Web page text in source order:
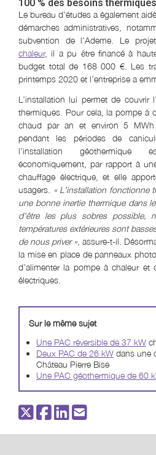
100 % des besoins
Le bureau d’études a également
démarches administratives,
subvention de l’Ademe. Le
chaleur, il a pu être financé à
budget total de 168 000 €. Les
printemps 2020 et l’entreprise a
L’installation lui permet de couvrir
thermiques. Pour cela, la pompe à
chaud par an et environ 5 MWh
pendant les périodes de
l’installation géothermique
économiquement, par rapport à
chauffage électrique, et elle
usagers. « L’installation fonctionne
une bonne inertie thermique dans
d’être les plus sobres possible,
températures extérieures sont
de nous priver » , assure-t-il.
la mise en place de panneaux
d’alimenter la pompe à chaleur et
électriques.
Sur le même sujet
Une PAC réversible de 37 kW
Deux PAC de 26 kW dans une
Château Pierre Bise
Une PAC géothermique de 60